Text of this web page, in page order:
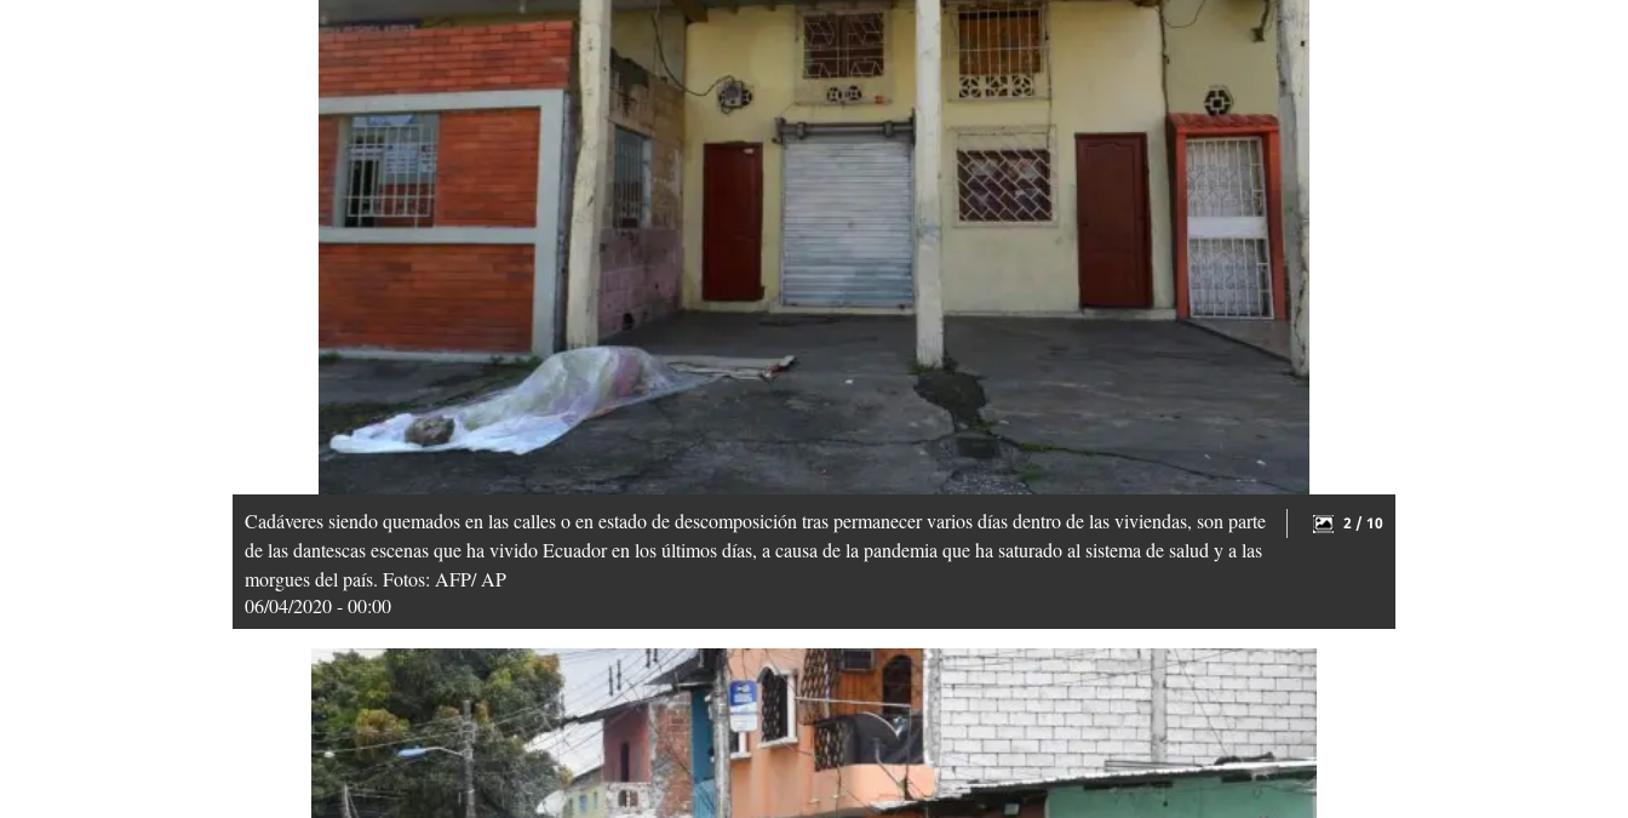
Cadáveres siendo quemados en las calles o en estado de descomposición tras permanecer varios días dentro de las viviendas, son parte
de las dantescas escenas que ha vivido Ecuador en los últimos días, a causa de la pandemia que ha saturado al sistema de salud y a las
morgues del país. Fotos: AFP/ AP
06/04/2020 - 00:00
2 / 10